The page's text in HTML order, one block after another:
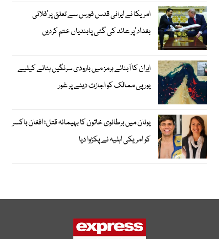
امریکا نے ایرانی قدس فورس سے تعلق پر’فلائی
بغداد‘پر عائد کی گئی پابندیاں ختم کردیں
ایران کا آبنائے ہرمز میں بارودی سرنگیں ہٹانے کیلیے
یورپی ممالک کو اجازت دینے پر غور
یونان میں برطانوی خاتون کا بہیمانہ قتل؛ افغان باکسر
کو امریکی اہلیہ نے پکڑوا دیا